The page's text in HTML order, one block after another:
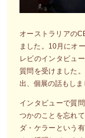
オーストラリアの
ました。10月にオ
レビのインタビュ
質問を受けました
出、個展の話もしま
インタビューで質
つかのことを忘れ
ダ・ケラーという